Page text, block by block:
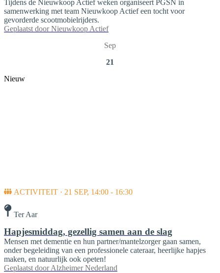
Tijdens de Nieuwkoop Actief weken organiseert PGSN in
samenwerking met team Nieuwkoop Actief een tocht voor
gevorderde scootmobielrijders.
Geplaatst door Nieuwkoop Actief
Sep
21
Nieuw
ACTIVITEIT · 21 SEP, 14:00 - 16:30
Ter Aar
Hapjesmiddag, gezellig samen aan de slag
Mensen met dementie en hun partner/mantelzorger gaan samen,
onder begeleiding van een professionele cateraar, heerlijke hapjes
maken, en natuurlijk ook opeten!
Geplaatst door Alzheimer Nederland